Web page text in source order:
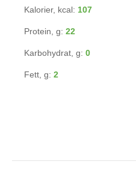
Kalorier, kcal: 107
Protein, g: 22
Karbohydrat, g: 0
Fett, g: 2